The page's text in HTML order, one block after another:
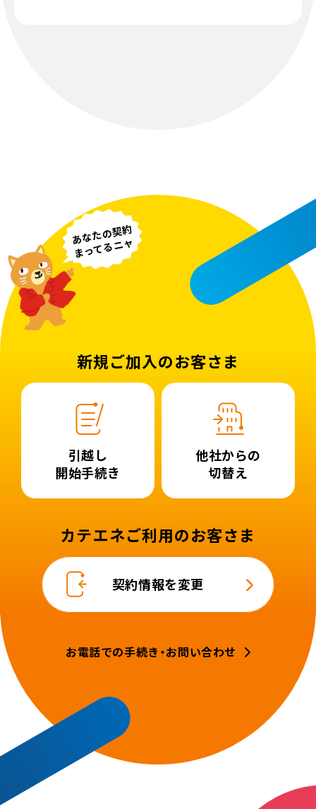
あなたの契約
まってるニャ
新規ご加入のお客さま
引越し
開始手続き
他社からの
切替え
カテエネご利用のお客さま
契約情報を変更
お電話での手続き・お問い合わせ